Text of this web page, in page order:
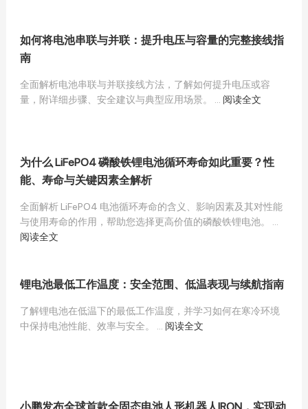
如何将电池串联与并联：提升电压与容量的完整接线指
南
全面解析电池串联与并联接线方法，了解如何提升电压或容
量，附详细步骤、安全建议与典型应用场景。 ... 阅读全文
为什么 LiFePO4 磷酸铁锂电池循环寿命如此重要？性
能、寿命与关键因素全解析
全面解析 LiFePO4 电池循环寿命的含义、影响因素及其对性能
与使用寿命的作用，帮助您选择更高价值的磷酸铁锂电池。 ...
阅读全文
锂电池最低工作温度：安全范围、低温表现与续航指南
了解锂电池在低温下的最低工作温度，并学习如何在寒冷环境
中保持电池性能、效率与安全。 ... 阅读全文